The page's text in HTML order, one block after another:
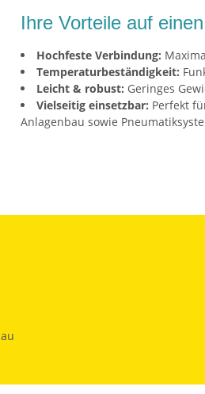
Ihre Vorteile auf
Hochfeste Verbindung:
Temperaturbeständigkeit:
Leicht & robust: Geringes
Vielseitig einsetzbar: Perfekt
Anlagenbau sowie